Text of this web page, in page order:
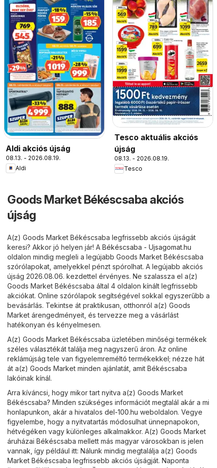
Aldi akciós újság
08.13. - 2026.08.19.
Aldi
Tesco aktuális akciós
újság
08.13. - 2026.08.19.
Tesco
Goods Market Békéscsaba akciós
újság
A(z) Goods Market Békéscsaba legfrissebb akciós újságát
keresi? Akkor jó helyen jár! A Békéscsaba - Ujsagomat.hu
oldalon mindig megleli a legújabb Goods Market Békéscsaba
szórólapokat, amelyekkel pénzt spórolhat. A legújabb akciós
újság 2026.08.06. kezdettel érvényes. Ne szalassza el a(z)
Goods Market Békéscsaba által 4 oldalon kínált legfrissebb
akciókat. Online szórólapok segítségével sokkal egyszerűbb a
bevásárlás. Tekintse át praktikusan, otthonról a(z) Goods
Market árengedményeit, és tervezze meg a vásárlást
hatékonyan és kényelmesen.
A(z) Goods Market Békéscsaba üzletében minőségi termékek
széles választékát találja meg nagyszerű áron. Az online
reklámújság tele van figyelemreméltó termékekkel; nézze hát
át a(z) Goods Market minden ajánlatát, amit Békéscsaba
lakóinak kínál.
Arra kíváncsi, hogy mikor tart nyitva a(z) Goods Market
Békéscsaba? Minden szükséges információt megtalál akár a mi
honlapunkon, akár a hivatalos del-100.hu weboldalon. Vegye
figyelembe, hogy a nyitvatartás módosulhat ünnepnapokon,
hétvégéken vagy különleges alkalmakkor. A(z) Goods Market
áruházai Békéscsaba mellett más magyar városokban is jelen
vannak, így például itt: Nálunk mindig megtalálja a(z) Goods
Market Békéscsaba legfrissebb akciós újságját. Naponta